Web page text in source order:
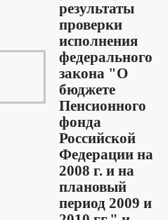
результаты
проверки
исполнения
федерального
закона "О
бюджете
Пенсионного
фонда
Российской
Федерации на
2008 г. и на
плановый
период 2009 и